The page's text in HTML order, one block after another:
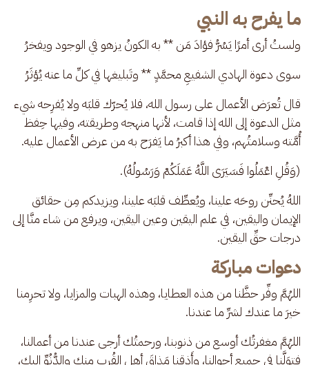
ما يفرح به النبي
ولستُ أرى أمرًا يَسُرُّ فؤادَ مَن ** به الكونُ يزهو في الوجود ويفخرُ
سوى دعوة الهادي الشفيعِ محمَّدٍ ** وتَبليغها في كلِّ ما عنه يُؤثَرُ
قال تُعرَض الأعمال على رسول الله، فلا يُحرّك قلبَه ولا يُفرِحه شيء
مثل الدعوة إلى الله إذا قامت، لأنها منهجه وطريقته، وفيها حِفظ
أُمَّته وسلامتُهم، وفي هذا أكبرُ ما يَفرَح به من عرض الأعمال عليه.
(وَقُلِ اعْمَلُوا فَسَيَرَى اللَّهُ عَمَلَكُمْ وَرَسُولُهُ).
اللهُ يُحنِّن روحَه علينا، ويُعطِّف قلبَه علينا، ويزيدكم مِن حقائق
الإيمان واليقين، في علم اليقين وعين اليقين، ويرفع من شاء منَّا إلى
درجات حقِّ اليقين.
دعوات مباركة
اللهُمَّ وفِّر حظَّنا من هذه العطايا، وهذه الهبات والمزايا، ولا تحرِمنا
خيرَ ما عندك لشرِّ ما عندنا.
اللهُمَّ مغفرتُك أوسع من ذنوبنا، ورحمتُك أرجى عندنا من أعمالنا،
فتوَلَّنا في جميع أحوالنا، وأَذِقنا مَذاقَ أهل القُرب منك والدُّنُوِّ إليك،